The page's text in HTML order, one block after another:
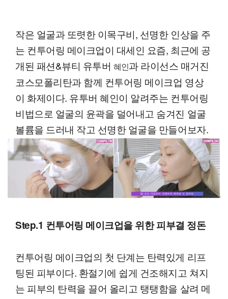
작은 얼굴과 또렷한 이목구비, 선명한 인상을 주
는 컨투어링 메이크업이 대세인 요즘, 최근에 공
개된 패션&뷰티 유투버 혜인과 라이선스 매거진
코스모폴리탄과 함께 컨투어링 메이크업 영상
이 화제이다. 유투버 혜인이 알려주는 컨투어링
비법으로 얼굴의 윤곽을 덜어내고 숨겨진 얼굴
볼륨을 드러내 작고 선명한 얼굴을 만들어보자.
Step.1 컨투어링 메이크업을 위한 피부결 정돈
컨투어링 메이크업의 첫 단계는 탄력있게 리프
팅된 피부이다. 환절기에 쉽게 건조해지고 쳐지
는 피부의 탄력을 끌어 올리고 탱탱함을 살려 메